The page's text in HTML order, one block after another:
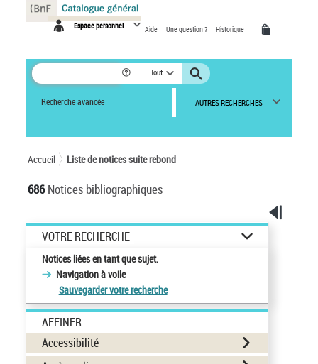
Espace personnel Aide Une question ? Historique
Tout
Recherche avancée AUTRES RECHERCHES
Accueil Liste de notices suite rebond
686Notices bibliographiques
VOTRE RECHERCHE
Notices liées en tant que sujet.
Navigation à voile
Sauvegarder votre recherche
AFFINER
Accessibilité
Panneau de gestion des cookies